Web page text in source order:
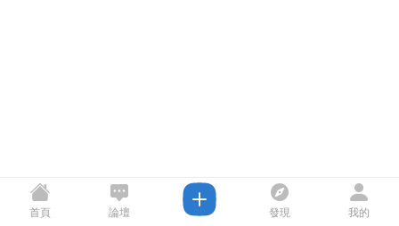
首頁 論壇 發現 我的